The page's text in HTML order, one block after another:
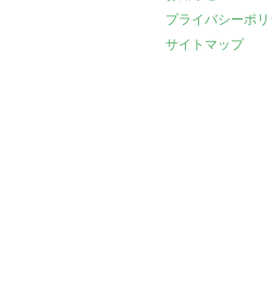
プライバシーポ
サイトマップ